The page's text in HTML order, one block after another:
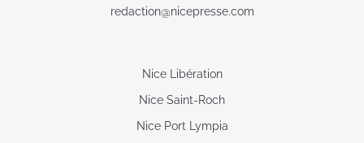
redaction@nicepresse.com
Nice Libération
Nice Saint-Roch
Nice Port Lympia